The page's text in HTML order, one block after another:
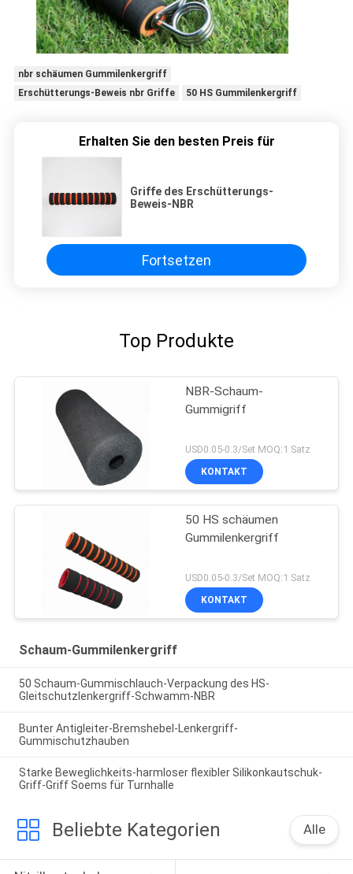
nbr schäumen Gummilenkergriff
Erschütterungs-Beweis nbr Griffe
50 HS Gummilenkergriff
Erhalten Sie den besten Preis für
Griffe des Erschütterungs-
Beweis-NBR
Fortsetzen
Top Produkte
NBR-Schaum-
Gummigriff
USD0.05-0.3/Set MOQ:1 Satz
KONTAKT
50 HS schäumen
Gummilenkergriff
USD0.05-0.3/Set MOQ:1 Satz
KONTAKT
Schaum-Gummilenkergriff
50 Schaum-Gummischlauch-Verpackung des HS-
Gleitschutzlenkergriff-Schwamm-NBR
Bunter Antigleiter-Bremshebel-Lenkergriff-
Gummischutzhauben
Starke Beweglichkeits-harmloser flexibler Silikonkautschuk-
Griff-Griff Soems für Turnhalle
Beliebte Kategorien Alle